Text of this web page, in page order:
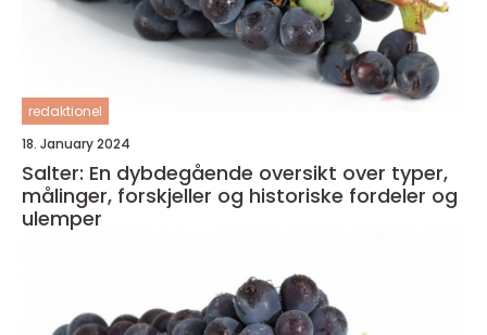
redaktionel
18. January 2024
Salter: En dybdegående oversikt over typer,
målinger, forskjeller og historiske fordeler og
ulemper